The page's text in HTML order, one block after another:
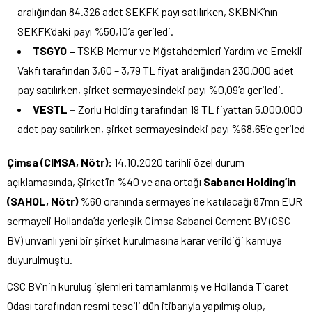
aralığından 84.326 adet SEKFK payı satılırken, SKBNK’nın
SEKFK’daki payı %50,10’a geriledi.
TSGYO – TSKB Memur ve Mğstahdemleri Yardım ve Emekli
Vakfı tarafından 3,60 – 3,79 TL fiyat aralığından 230.000 adet
pay satılırken, şirket sermayesindeki payı %0,09’a geriledi.
VESTL – Zorlu Holding tarafından 19 TL fiyattan 5.000.000
adet pay satılırken, şirket sermayesindeki payı %68,65’e geriled
Çimsa (CIMSA, Nötr): 14.10.2020 tarihli özel durum
açıklamasında, Şirket’in %40 ve ana ortağı Sabancı Holding’in
(SAHOL, Nötr)%60 oranında sermayesine katılacağı 87mn EUR
sermayeli Hollanda’da yerleşik Cimsa Sabanci Cement BV (CSC
BV) unvanlı yeni bir şirket kurulmasına karar verildiği kamuya
duyurulmuştu.
CSC BV’nin kuruluş işlemleri tamamlanmış ve Hollanda Ticaret
Odası tarafından resmi tescili dün itibarıyla yapılmış olup,